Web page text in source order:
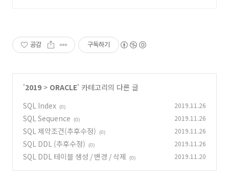
공감 구독하기
'2019 > ORACLE' 카테고리의 다른 글
SQL Index (0) 2019.11.26
SQL Sequence (0) 2019.11.26
SQL 제약조건(추후수정) (0) 2019.11.26
SQL DDL (추후수정) (0) 2019.11.26
SQL DDL 테이블 생성 / 변경 / 삭제 (0) 2019.11.20